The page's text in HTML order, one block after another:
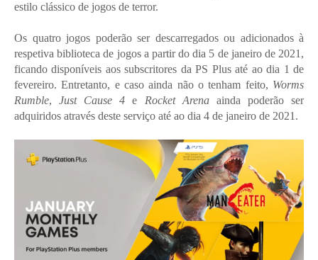
estilo clássico de jogos de terror.
Os quatro jogos poderão ser descarregados ou adicionados à
respetiva biblioteca de jogos a partir do dia 5 de janeiro de 2021,
ficando disponíveis aos subscritores da PS Plus até ao dia 1 de
fevereiro. Entretanto, e caso ainda não o tenham feito, Worms
Rumble,Just Cause 4 e Rocket Arenaainda poderão ser
adquiridos através deste serviço até ao dia 4 de janeiro de 2021.